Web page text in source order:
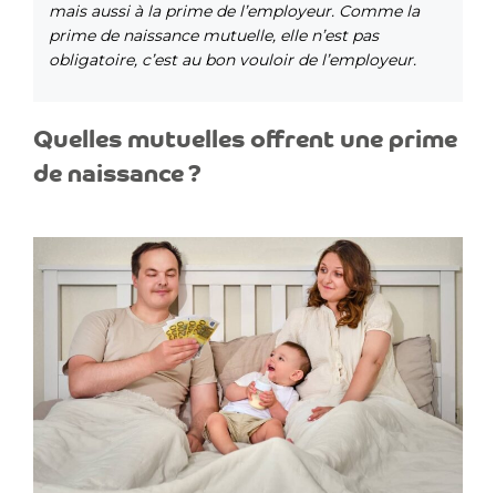
mais aussi à la prime de l’employeur. Comme la
prime de naissance mutuelle, elle n’est pas
obligatoire, c’est au bon vouloir de l’employeur.
Quelles mutuelles offrent une prime
de naissance ?